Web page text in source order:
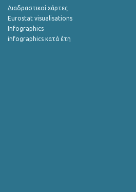
Διαδραστικοί χάρτες
Eurostat visualisations
Infographics
infographics κατά έτη